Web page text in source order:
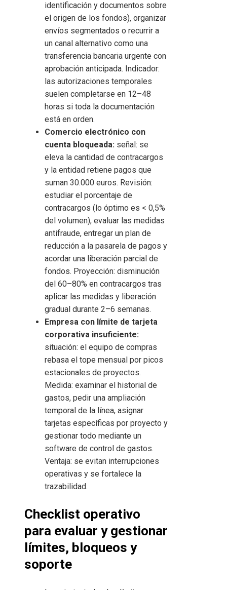
identificación y documentos sobre
el origen de los fondos), organizar
envíos segmentados o recurrir a
un canal alternativo como una
transferencia bancaria urgente con
aprobación anticipada. Indicador:
las autorizaciones temporales
suelen completarse en 12–48
horas si toda la documentación
está en orden.
Comercio electrónico con
cuenta bloqueada: señal: se
eleva la cantidad de contracargos
y la entidad retiene pagos que
suman 30.000 euros. Revisión:
estudiar el porcentaje de
contracargos (lo óptimo es < 0,5%
del volumen), evaluar las medidas
antifraude, entregar un plan de
reducción a la pasarela de pagos y
acordar una liberación parcial de
fondos. Proyección: disminución
del 60–80% en contracargos tras
aplicar las medidas y liberación
gradual durante 2–6 semanas.
Empresa con límite de tarjeta
corporativa insuficiente:
situación: el equipo de compras
rebasa el tope mensual por picos
estacionales de proyectos.
Medida: examinar el historial de
gastos, pedir una ampliación
temporal de la línea, asignar
tarjetas específicas por proyecto y
gestionar todo mediante un
software de control de gastos.
Ventaja: se evitan interrupciones
operativas y se fortalece la
trazabilidad.
Checklist operativo
para evaluar y gestionar
límites, bloqueos y
soporte